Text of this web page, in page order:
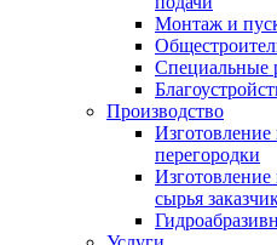
Монтаж и
Специальные
Производство
перегородки
Изготовление
сырья